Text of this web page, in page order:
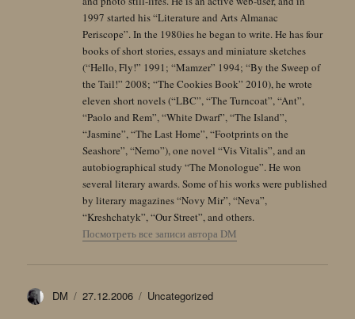
1997 started his “Literature and Arts Almanac
Periscope”. In the 1980ies he began to write. He has four
books of short stories, essays and miniature sketches
(“Hello, Fly!” 1991; “Mamzer” 1994; “By the Sweep of
the Tail!” 2008; “The Cookies Book” 2010), he wrote
eleven short novels (“LBC”, “The Turncoat”, “Ant”,
“Paolo and Rem”, “White Dwarf”, “The Island”,
“Jasmine”, “The Last Home”, “Footprints on the
Seashore”, “Nemo”), one novel “Vis Vitalis”, and an
autobiographical study “The Monologue”. He won
several literary awards. Some of his works were published
by literary magazines “Novy Mir”, “Neva”,
“Kreshchatyk”, “Our Street”, and others.
Посмотреть все записи автора DM
Автор
DM Опубликовано
27.12.2006 Рубрики
Uncategorized